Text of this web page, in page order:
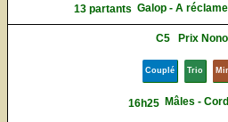
13 partants Galop - A
C5 Prix
Couplé Trio
16h25 Mâles -